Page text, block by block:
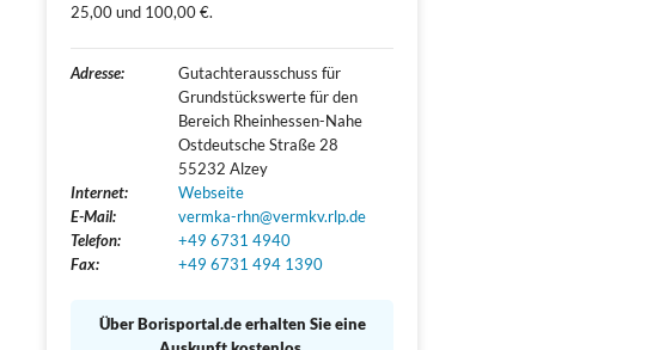
25,00 und 100,00 €.
Adresse:
Gutachterausschuss für
Grundstückswerte für den
Bereich Rheinhessen-Nahe
Ostdeutsche Straße 28
55232 Alzey
Internet:
Webseite
E-Mail:
vermka-rhn@vermkv.rlp.de
Telefon:
+49 6731 4940
Fax:
+49 6731 494 1390
Über Borisportal.de erhalten Sie eine